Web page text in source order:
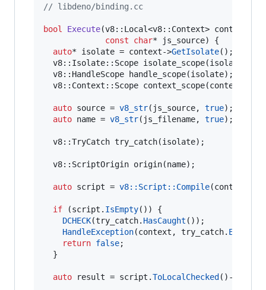
// libdeno/binding.cc
bool Execute(v8::Local<v8::Context> context,
const
char* js_source) {
auto* isolate = context->GetIsolate();
  v8::Isolate::Scope
isolate_scope(isolate);
  v8::HandleScope
handle_scope(isolate);
  v8::Context::Scope
context_scope(context);
auto source = v8_str(js_source, true);
auto name = v8_str(js_filename, true);
  v8::TryCatch
try_catch(isolate);
  v8::ScriptOrigin
origin(name);
auto script = v8::Script::Compile(context,
if (script. IsEmpty()) {
DCHECK(try_catch. HasCaught ());
HandleException(context, try_catch.
return false;
  }
auto result = script.ToLocalChecked ()->